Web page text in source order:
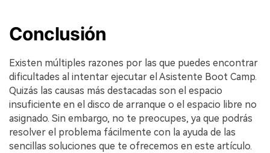
Conclusión
Existen múltiples razones por las que puedes encontrar
dificultades al intentar ejecutar el Asistente Boot Camp.󠀲󠀡󠀩󠀣󠀡󠀣󠀠󠀨󠀢󠀳󠀰
Quizás las causas más destacadas son el espacio
insuficiente en el disco de arranque o el espacio libre no
asignado.󠀲󠀡󠀩󠀣󠀡󠀣󠀠󠀨󠀣󠀳󠀰 Sin embargo, no te preocupes, ya que podrás
resolver el problema fácilmente con la ayuda de las
sencillas soluciones que te ofrecemos en este artículo.󠀲󠀡󠀩󠀣󠀡󠀣󠀠󠀨󠀤󠀳󠀰